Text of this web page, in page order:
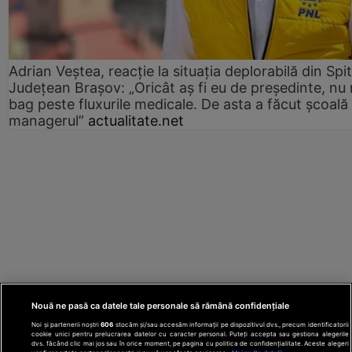
Adrian Veștea, reacție la situația deplorabilă din
Județean Brașov: „Oricât aș fi eu de președinte, nu
bag peste fluxurile medicale. De asta a făcut școală
managerul” actualitate.net
Nouă ne pasă ca datele tale personale să rămână confidențiale
Noi și partenerii noștri606 stocăm și/sau accesăm informații pe dispozitivul dvs., precum identificatorii
cookie unici pentru prelucrarea datelor cu caracter personal. Puteți accepta sau gestiona alegerile
dvs. făcând clic mai jos sau în orice moment, pe pagina cu politica de confidențialitate. Aceste alegeri